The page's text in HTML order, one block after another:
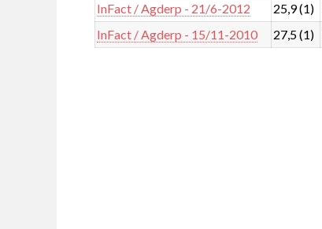
InFact / Agderp - 21/6-2012
25,9 (1)
InFact / Agderp - 15/11-2010
27,5 (1)